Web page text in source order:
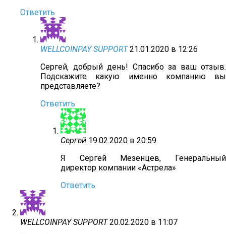
Ответить
WELLCOINPAY SUPPORT 21.01.2020 в 12:26
Сергей, добрый день! Спасибо за ваш отзыв.
Подскажите какую именно компанию вы
представляете?
Ответить
Сергей 19.02.2020 в 20:59
Я Сергей Мезенцев, Генеральный
директор компании «Астрела»
Ответить
WELLCOINPAY SUPPORT 20.02.2020 в 11:07